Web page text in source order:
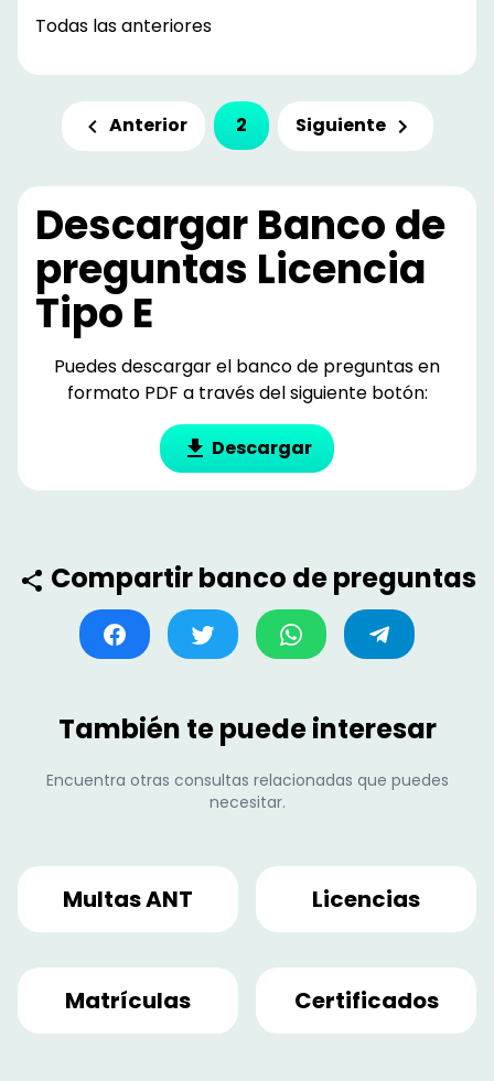
Todas las anteriores
Anterior 2 Siguiente
Descargar Banco de
preguntas Licencia
Tipo E
Puedes descargar el banco de preguntas en
formato PDF a través del siguiente botón:
Descargar
Compartir banco de preguntas
También te puede interesar
Encuentra otras consultas relacionadas que puedes
necesitar.
Multas ANT Licencias
Matrículas Certificados